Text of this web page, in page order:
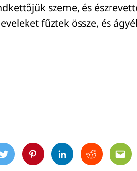
szeme, és
fűztek össze, és
TwitterPinterestLinkedinRedditEmail